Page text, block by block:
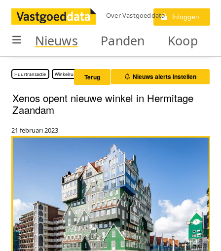
Over Vastgoeddata Inloggen
Nieuws Panden Koop
Huurtransactie Winkelruimte Terug Nieuws alerts instellen
Xenos opent nieuwe winkel in Hermitage
Zaandam
21 februari 2023